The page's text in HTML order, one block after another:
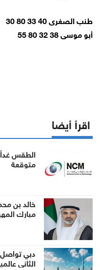
طنب الصغرى 40 33 80 30
أبو موسى 38 32 80 55
اقرأ أيضا
الطقس غداً
متوقعة
خالد بن
مبارك
دبي
الثاني